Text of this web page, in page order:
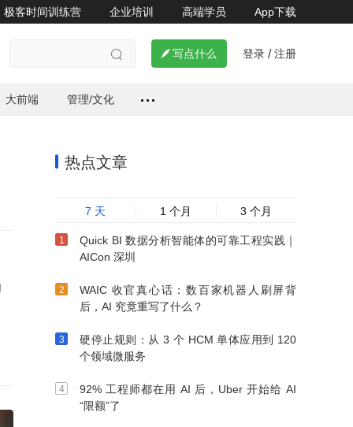
极客时间训练营 企业培训 高端学员 App下载
  写点什么 登录 / 注册
大前端 管理/文化
热点文章
7 天 1 个月 3 个月
Quick BI 数据分析智能体的可靠工程实践｜
AICon 深圳
WAIC 收官真心话：数百家机器人刷屏背
后，AI 究竟重写了什么？
硬停止规则：从 3 个 HCM 单体应用到 120
个领域微服务
92% 工程师都在用 AI 后，Uber 开始给 AI
“限额”了